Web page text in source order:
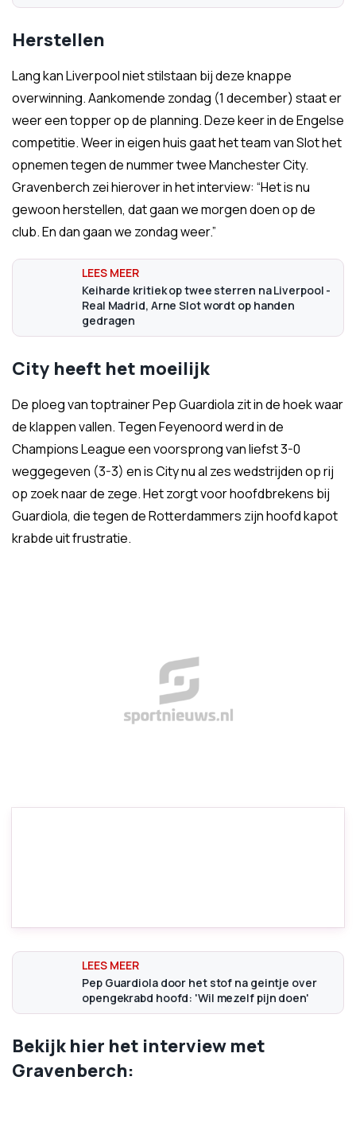
Herstellen
Lang kan Liverpool niet stilstaan bij deze knappe
overwinning. Aankomende zondag (1 december) staat er
weer een topper op de planning. Deze keer in de Engelse
competitie. Weer in eigen huis gaat het team van Slot het
opnemen tegen de nummer twee Manchester City.
Gravenberch zei hierover in het interview: “Het is nu
gewoon herstellen, dat gaan we morgen doen op de
club. En dan gaan we zondag weer.”
Keiharde kritiek op twee sterren na Liverpool -
Real Madrid, Arne Slot wordt op handen
gedragen
City heeft het moeilijk
De ploeg van toptrainer Pep Guardiola zit in de hoek waar
de klappen vallen. Tegen Feyenoord werd in de
Champions League een voorsprong van liefst 3-0
weggegeven (3-3) en is City nu al zes wedstrijden op rij
op zoek naar de zege. Het zorgt voor hoofdbrekens bij
Guardiola, die tegen de Rotterdammers zijn hoofd kapot
krabde uit frustratie.
Pep Guardiola door het stof na geintje over
opengekrabd hoofd: 'Wil mezelf pijn doen'
Bekijk hier het interview met
Gravenberch: